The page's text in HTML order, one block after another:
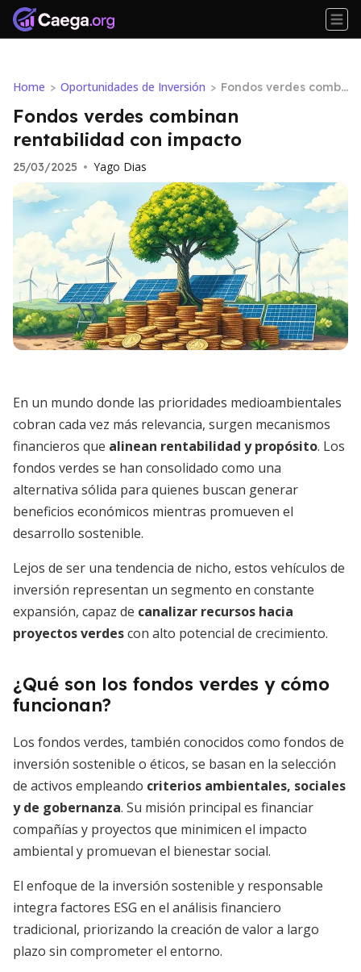
Home > Oportunidades de Inversión > Fondos verdes combi
impacto
Fondos verdes combinan
rentabilidad con impacto
25/03/2025 • Yago Dias
En un mundo donde las prioridades medioambientales
cobran cada vez más relevancia, surgen mecanismos
financieros que alinean rentabilidad y propósito. Los
fondos verdes se han consolidado como una
alternativa sólida para quienes buscan generar
beneficios económicos mientras promueven el
desarrollo sostenible.
Lejos de ser una tendencia de nicho, estos vehículos de
inversión representan un segmento en constante
expansión, capaz de canalizar recursos hacia
proyectos verdescon alto potencial de crecimiento.
¿Qué son los fondos verdes y cómo
funcionan?
Los fondos verdes, también conocidos como fondos de
inversión sostenible o éticos, se basan en la selección
de activos empleando criterios ambientales, sociales
y de gobernanza. Su misión principal es financiar
compañías y proyectos que minimicen el impacto
ambiental y promuevan el bienestar social.
El enfoque de la inversión sostenible y responsable
integra factores ESG en el análisis financiero
tradicional, priorizando la creación de valor a largo
plazo sin comprometer el entorno.